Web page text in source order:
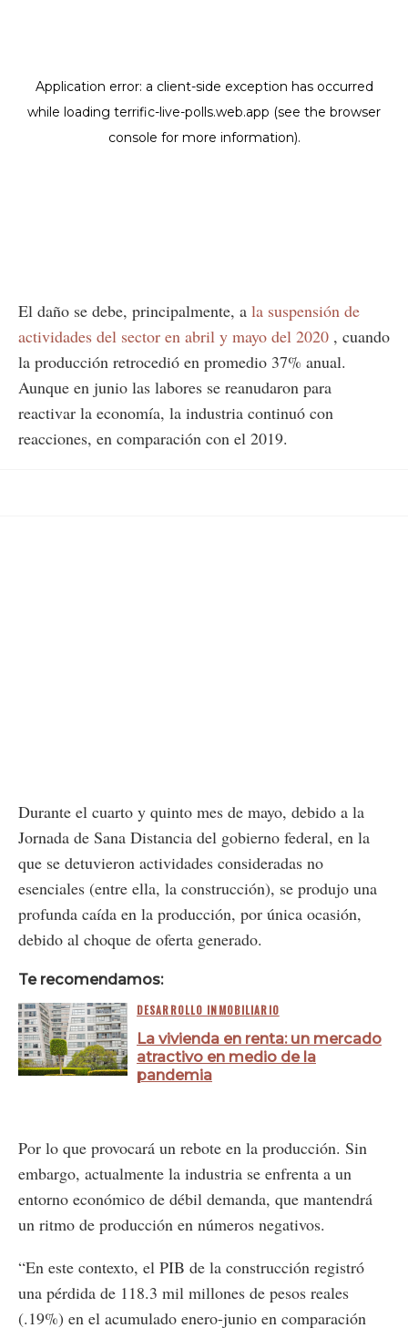
El daño se debe, principalmente, a la suspensión de
actividades del sector en abril y mayo del 2020 , cuando
la producción retrocedió en promedio 37% anual.
Aunque en junio las labores se reanudaron para
reactivar la economía, la industria continuó con
reacciones, en comparación con el 2019.
Durante el cuarto y quinto mes de mayo, debido a la
Jornada de Sana Distancia del gobierno federal, en la
que se detuvieron actividades consideradas no
esenciales (entre ella, la construcción), se produjo una
profunda caída en la producción, por única ocasión,
debido al choque de oferta generado.
Te recomendamos:
DESARROLLO INMOBILIARIO
La vivienda en renta: un mercado
atractivo en medio de la
pandemia
Por lo que provocará un rebote en la producción. Sin
embargo, actualmente la industria se enfrenta a un
entorno económico de débil demanda, que mantendrá
un ritmo de producción en números negativos.
“En este contexto, el PIB de la construcción registró
una pérdida de 118.3 mil millones de pesos reales
(.19%) en el acumulado enero-junio en comparación